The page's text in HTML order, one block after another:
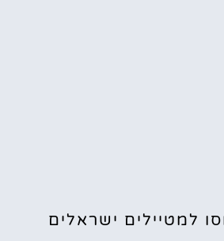
למטיילים ישראלים